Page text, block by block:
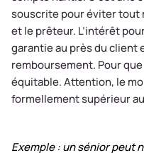
souscrite pour éviter tout
et le prêteur. L’intérêt
garantie au près du client
remboursement. Pour
équitable. Attention, le
formellement supérieur
Exemple : un sénior peut